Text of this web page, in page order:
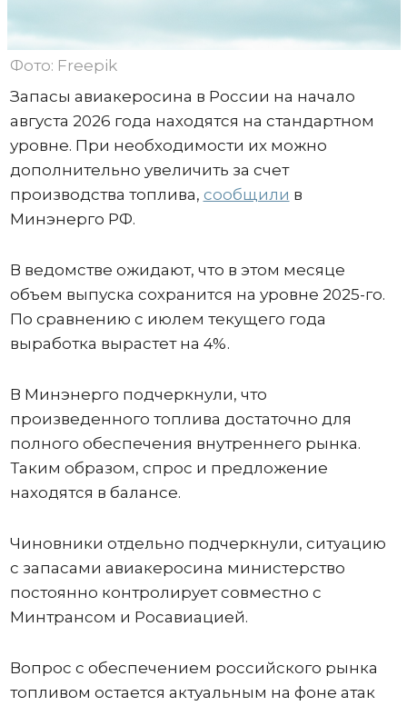
Фото: Freepik
Запасы авиакеросина в России на начало
августа 2026 года находятся на стандартном
уровне. При необходимости их можно
дополнительно увеличить за счет
производства топлива, сообщили в
Минэнерго РФ.
В ведомстве ожидают, что в этом месяце
объем выпуска сохранится на уровне 2025-го.
По сравнению с июлем текущего года
выработка вырастет на 4%.
В Минэнерго подчеркнули, что
произведенного топлива достаточно для
полного обеспечения внутреннего рынка.
Таким образом, спрос и предложение
находятся в балансе.
Чиновники отдельно подчеркнули, ситуацию
с запасами авиакеросина министерство
постоянно контролирует совместно с
Минтрансом и Росавиацией.
Вопрос с обеспечением российского рынка
топливом остается актуальным на фоне атак